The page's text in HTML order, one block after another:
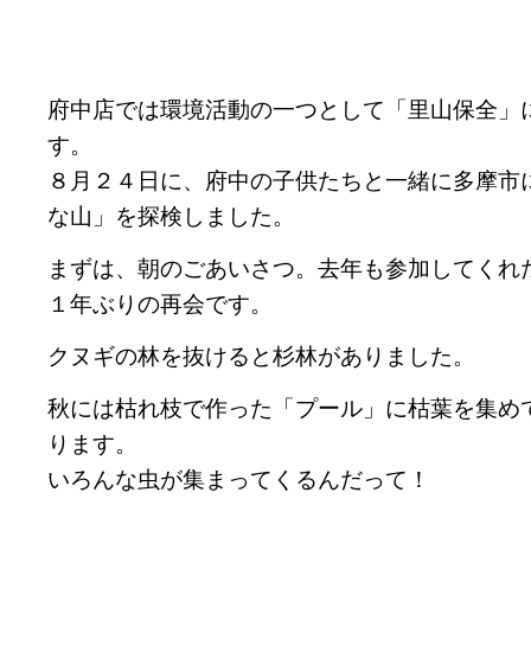
府中店では環境活動の一つとして「里山保全」
す。
８月２４日に、府中の子供たちと一緒に多摩市
な山」を探検しました。
まずは、朝のごあいさつ。去年も参加してくれ
１年ぶりの再会です。
クヌギの林を抜けると杉林がありました。
秋には枯れ枝で作った「プール」に枯葉を集め
ります。
いろんな虫が集まってくるんだって！